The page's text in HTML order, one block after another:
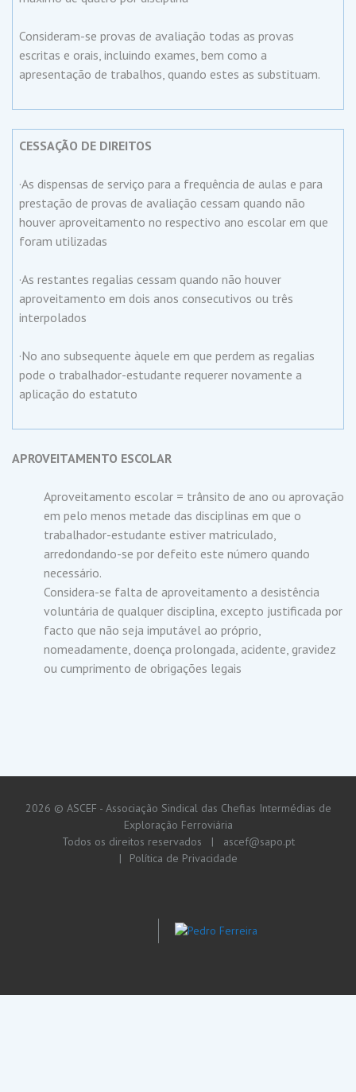
Consideram-se provas de avaliação todas as provas
escritas e orais, incluindo exames, bem como a
apresentação de trabalhos, quando estes as substituam.
CESSAÇÃO DE DIREITOS
·As dispensas de serviço para a frequência de aulas e para
prestação de provas de avaliação cessam quando não
houver aproveitamento no respectivo ano escolar em que
foram utilizadas
·As restantes regalias cessam quando não houver
aproveitamento em dois anos consecutivos ou três
interpolados
·No ano subsequente àquele em que perdem as regalias
pode o trabalhador-estudante requerer novamente a
aplicação do estatuto
APROVEITAMENTO ESCOLAR
Aproveitamento escolar = trânsito de ano ou aprovação
em pelo menos metade das disciplinas em que o
trabalhador-estudante estiver matriculado,
arredondando-se por defeito este número quando
necessário.
Considera-se falta de aproveitamento a desistência
voluntária de qualquer disciplina, excepto justificada por
facto que não seja imputável ao próprio,
nomeadamente, doença prolongada, acidente, gravidez
ou cumprimento de obrigações legais
2026 © ASCEF - Associação Sindical das Chefias Intermédias de
Exploração Ferroviária
Todos os direitos reservados | ascef@sapo.pt
Política de Privacidade